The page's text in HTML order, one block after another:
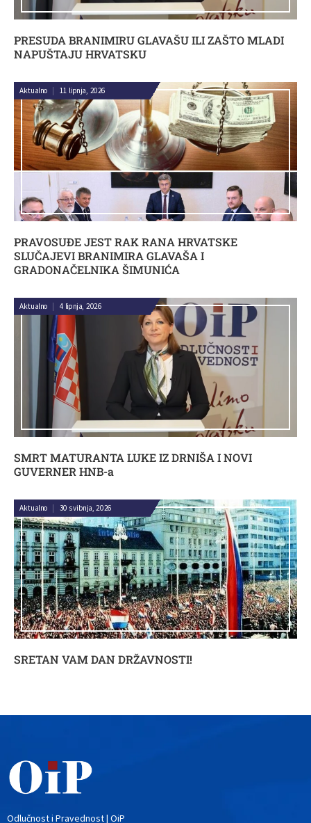
PRESUDA BRANIMIRU GLAVAŠU ILI ZAŠTO MLADI
NAPUŠTAJU HRVATSKU
PRAVOSUĐE JEST RAK RANA HRVATSKE
SLUČAJEVI BRANIMIRA GLAVAŠA I
GRADONAČELNIKA ŠIMUNIĆA
Aktualno | 11 lipnja, 2026
SMRT MATURANTA LUKE IZ DRNIŠA I NOVI
GUVERNER HNB-a
Aktualno | 4 lipnja, 2026
SRETAN VAM DAN DRŽAVNOSTI!
Aktualno | 30 svibnja, 2026
Odlučnost i Pravednost | OiP